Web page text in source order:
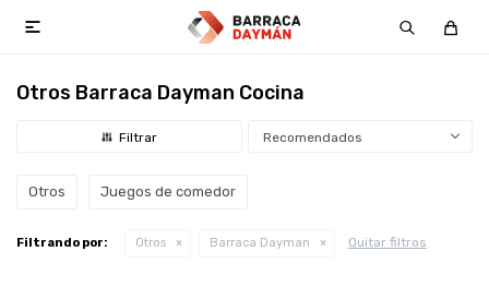

Otros Barraca Dayman Cocina
Recomendados
Otros Juegos de comedor
Filtrando por: Otros Barraca Dayman Quitar filtros